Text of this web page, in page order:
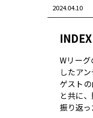
センチュリー
コーポレ
モビリティ
トヨタグル
2024.04.10
INDEX
Wリー
したア
ゲスト
と共に
振り返っ